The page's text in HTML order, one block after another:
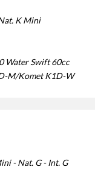
K Mini
Water Swift 60cc
M/Komet K1D-W
- Nat. G - Int. G